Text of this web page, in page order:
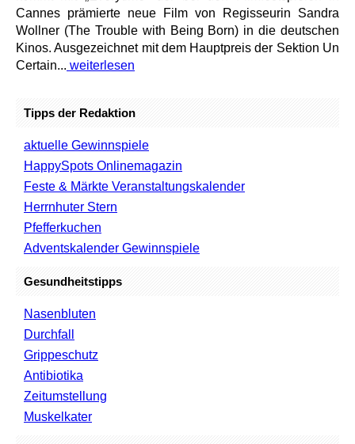
Cannes prämierte neue Film von Regisseurin Sandra
Wollner (The Trouble with Being Born) in die deutschen
Kinos. Ausgezeichnet mit dem Hauptpreis der Sektion Un
Certain... weiterlesen
Tipps der Redaktion
aktuelle Gewinnspiele
HappySpots Onlinemagazin
Feste & Märkte Veranstaltungskalender
Herrnhuter Stern
Pfefferkuchen
Adventskalender Gewinnspiele
Gesundheitstipps
Nasenbluten
Durchfall
Grippeschutz
Antibiotika
Zeitumstellung
Muskelkater